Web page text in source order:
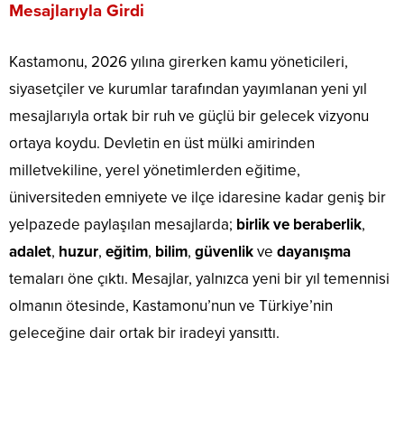
Mesajlarıyla Girdi
Kastamonu, 2026 yılına girerken kamu yöneticileri,
siyasetçiler ve kurumlar tarafından yayımlanan yeni yıl
mesajlarıyla ortak bir ruh ve güçlü bir gelecek vizyonu
ortaya koydu. Devletin en üst mülki amirinden
milletvekiline, yerel yönetimlerden eğitime,
üniversiteden emniyete ve ilçe idaresine kadar geniş bir
yelpazede paylaşılan mesajlarda; birlik ve beraberlik,
adalet, huzur, eğitim, bilim, güvenlikve dayanışma
temaları öne çıktı. Mesajlar, yalnızca yeni bir yıl temennisi
olmanın ötesinde, Kastamonu’nun ve Türkiye’nin
geleceğine dair ortak bir iradeyi yansıttı.